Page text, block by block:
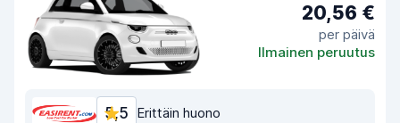
20,56 €
per päivä
Ilmainen peruutus
5,5 Erittäin huono